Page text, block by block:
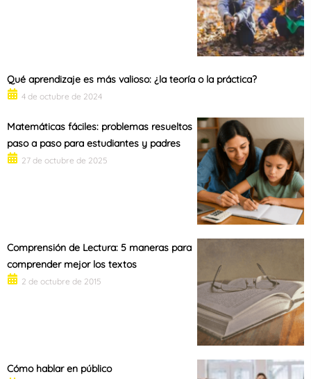
Qué aprendizaje es más valioso: ¿la teoría o la práctica?
4 de octubre de 2024
Matemáticas fáciles: problemas resueltos
paso a paso para estudiantes y padres
27 de octubre de 2025
Comprensión de Lectura: 5 maneras para
comprender mejor los textos
2 de octubre de 2015
Cómo hablar en público